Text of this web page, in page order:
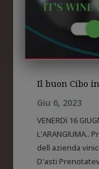
Il buon Cibo
Giu 6, 2023
VENERDì 16
L'ARANGIUMA..
dell azienda
D'asti